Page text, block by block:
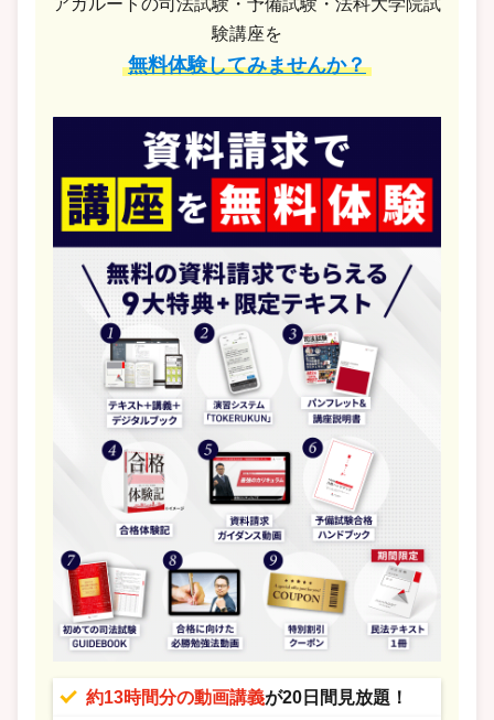
アガルートの司法試験・予備試験・法科大学院試
験講座を
無料体験してみませんか？
約13時間分の動画講義が20日間見放題！